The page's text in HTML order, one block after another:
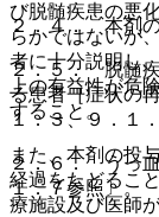
２．４． 本剤
２．５． 脱髄疾
る患者［症状の
１．３、９．１
２．６． うっ
１．７参照〕。
び脱髄疾患の悪
らかではないが
者に十分説明し
上の有益性が危
すること。
また、本剤の投
経過をたどるこ
療施設及び医師